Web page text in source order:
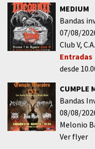
MEDIUM
Bandas
07/08/
Club V
Entradas
desde
CUMPLE
Bandas
08/08/
Melonio
Ver flyer